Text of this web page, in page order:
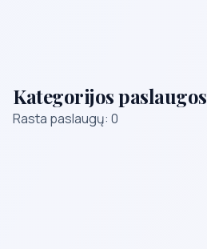
Kategorijos paslaugos
Rasta paslaugų: 0